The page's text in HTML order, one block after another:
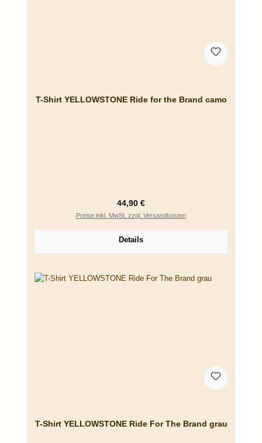
T-Shirt YELLOWSTONE Ride for the Brand camo
Regulärer Preis:
44,90 €
Preise inkl. MwSt. zzgl. Versandkosten
Details
T-Shirt YELLOWSTONE Ride For The Brand grau